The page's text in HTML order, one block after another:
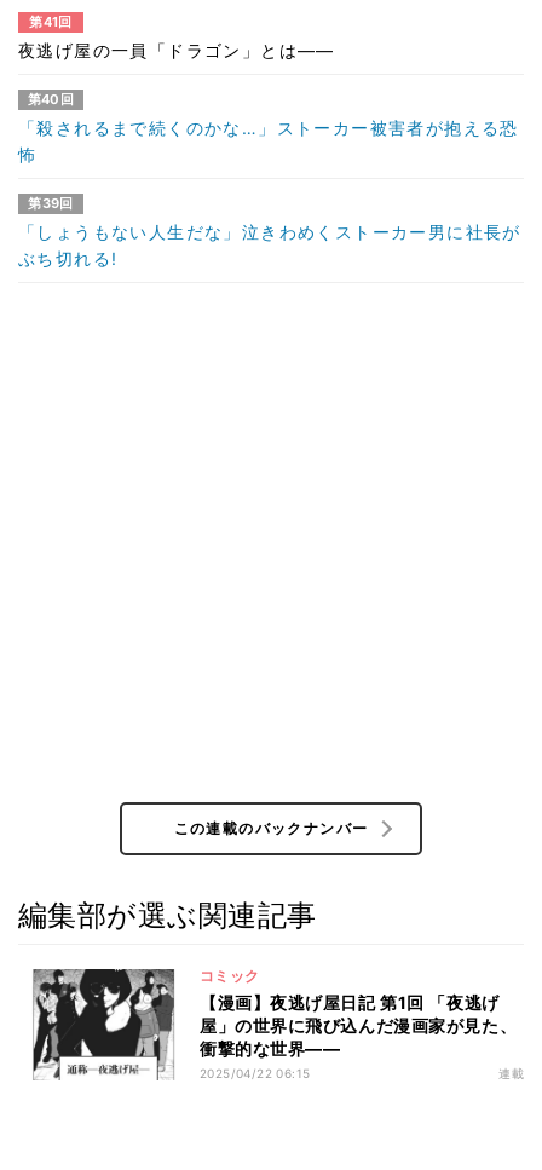
第41回
夜逃げ屋の一員「ドラゴン」とは――
第40回
「殺されるまで続くのかな…」ストーカー被害者が抱える恐
怖
第39回
「しょうもない人生だな」泣きわめくストーカー男に社長が
ぶち切れる!
この連載のバックナンバー
編集部が選ぶ関連記事
コミック
【漫画】夜逃げ屋日記 第1回 「夜逃げ
屋」の世界に飛び込んだ漫画家が見た、
衝撃的な世界――
2025/04/22 06:15 連載